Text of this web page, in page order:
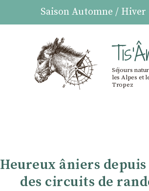
Saison Automne / Hiver
Séjours
les Alpes et
Tropez
Heureux âniers depuis
des circuits de